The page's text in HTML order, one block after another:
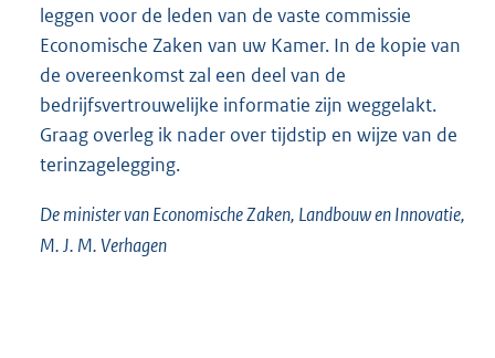
leggen voor de leden van de vaste commissie
Economische Zaken van uw Kamer. In de kopie van
de overeenkomst zal een deel van de
bedrijfsvertrouwelijke informatie zijn weggelakt.
Graag overleg ik nader over tijdstip en wijze van de
terinzagelegging.
De minister van Economische Zaken, Landbouw en Innovatie,
M. J. M. Verhagen